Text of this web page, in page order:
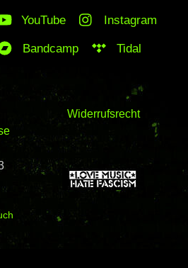
To
Top
YouTube
Instagram
Bandcamp Tidal
Widerrufsrecht